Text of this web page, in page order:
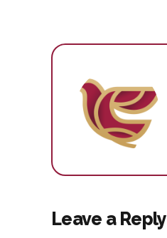
Leave a Reply